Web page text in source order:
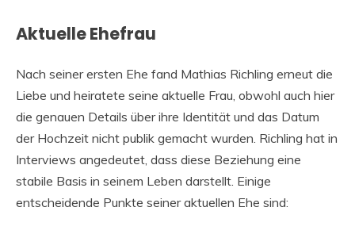
Aktuelle Ehefrau
Nach seiner ersten Ehe fand Mathias Richling erneut die
Liebe und heiratete seine aktuelle Frau, obwohl auch hier
die genauen Details über ihre Identität und das Datum
der Hochzeit nicht publik gemacht wurden. Richling hat in
Interviews angedeutet, dass diese Beziehung eine
stabile Basis in seinem Leben darstellt. Einige
entscheidende Punkte seiner aktuellen Ehe sind: